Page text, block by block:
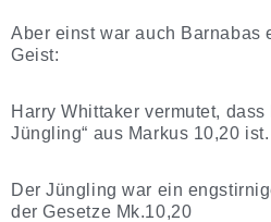
Aber einst war auch Barnabas
Geist:
Harry Whittaker vermutet,
Jüngling“ aus Markus 10,20 ist.
Der Jüngling war ein
der Gesetze Mk.10,20